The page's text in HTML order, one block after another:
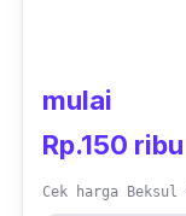
mulai
Rp.150 ribu
Cek harga